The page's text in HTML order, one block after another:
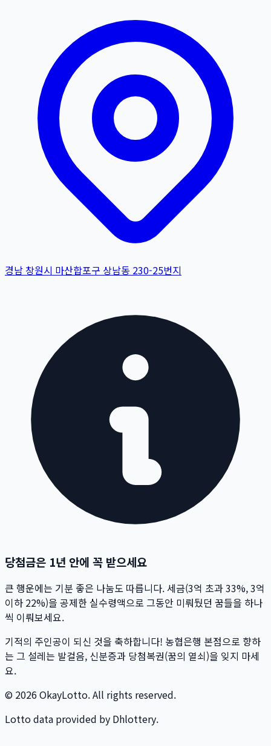
경남 창원시 마산합포구 상남동 230-25번지
당첨금은 1년 안에 꼭 받으세요
큰 행운에는 기분 좋은 나눔도 따릅니다. 세금(3억 초과 33%, 3억
이하 22%)을 공제한 실수령액으로 그동안 미뤄뒀던 꿈들을 하나
씩 이뤄보세요.
기적의 주인공이 되신 것을 축하합니다! 농협은행 본점으로 향하
는 그 설레는 발걸음, 신분증과 당첨복권(꿈의 열쇠)을 잊지 마세
요.
© 2026 OkayLotto. All rights reserved.
Lotto data provided by Dhlottery.